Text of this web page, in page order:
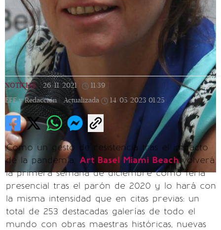
NOTICIAS | 26/11/2021 11:39
EFE y Redacción |
Actualizada 14/05/2023 01:25
Como un gesto de resistencia tras el impacto
de la pandemia, Art Basel Miami Beachvolverá
la primera semana de diciembre como feria
presencial tras el parón de 2020 y lo hará con
la misma intensidad que en citas previas: un
total de 253 destacadas galerías de todo el
mundo con obras maestras históricas, nuevas